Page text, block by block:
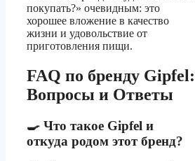
покупать?» очевидным: это
хорошее вложение в качество
жизни и удовольствие от
приготовления пищи.
FAQ по бренду Gipfel:
Вопросы и Ответы
🍳 Что такое Gipfel и
откуда родом этот бренд?